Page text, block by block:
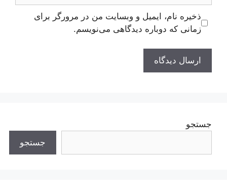
ذخیره نام، ایمیل و وبسایت من در مرورگر برای
زمانی که دوباره دیدگاهی می‌نویسم.
جستجو
جستجو